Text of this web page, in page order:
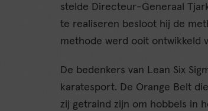
stelde Directeur-Generaal
te realiseren besloot hij de
methode werd ooit ontwikkeld
De bedenkers van Lean Six
karatesport. De Orange Belt
zij getraind zijn om hobbels in